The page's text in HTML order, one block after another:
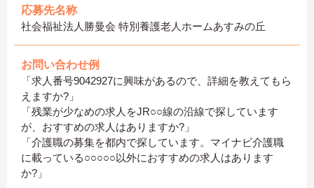
応募先名称
社会福祉法人勝曼会 特別養護老人ホームあすみの丘
お問い合わせ例
「求人番号9042927に興味があるので、詳細を教えてもら
えますか?」
「残業が少なめの求人をJR○○線の沿線で探しています
が、おすすめの求人はありますか?」
「介護職の募集を都内で探しています。マイナビ介護職
に載っている○○○○○以外におすすめの求人はあります
か?」